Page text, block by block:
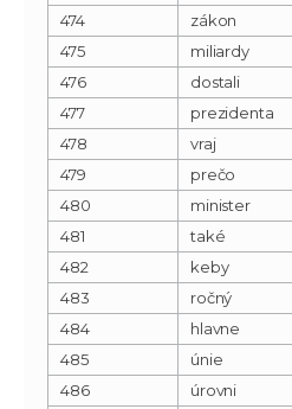
474
zákon
475
miliardy
476
dostali
477
prezidenta
478
vraj
479
prečo
480
minister
481
také
482
keby
483
ročný
484
hlavne
485
únie
486
úrovni